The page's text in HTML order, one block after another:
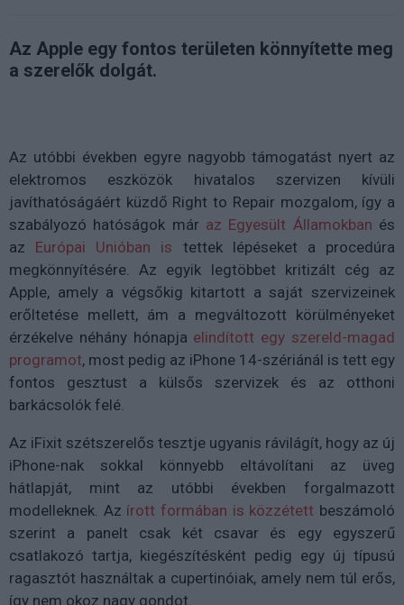
Az Apple egy fontos területen könnyítette meg
a szerelők dolgát.
Az utóbbi években egyre nagyobb támogatást nyert az
elektromos eszközök hivatalos szervizen kívüli
javíthatóságáért küzdő Right to Repair mozgalom, így a
szabályozó hatóságok már az Egyesült Államokban és
az Európai Unióban is tettek lépéseket a procedúra
megkönnyítésére. Az egyik legtöbbet kritizált cég az
Apple, amely a végsőkig kitartott a saját szervizeinek
erőltetése mellett, ám a megváltozott körülményeket
érzékelve néhány hónapja elindított egy szereld-magad
programot, most pedig az iPhone 14-szériánál is tett egy
fontos gesztust a külsős szervizek és az otthoni
barkácsolók felé.
Az iFixit szétszerelős tesztje ugyanis rávilágít, hogy az új
iPhone-nak sokkal könnyebb eltávolítani az üveg
hátlapját, mint az utóbbi években forgalmazott
modelleknek. Az írott formában is közzétett beszámoló
szerint a panelt csak két csavar és egy egyszerű
csatlakozó tartja, kiegészítésként pedig egy új típusú
ragasztót használtak a cupertinóiak, amely nem túl erős,
így nem okoz nagy gondot.